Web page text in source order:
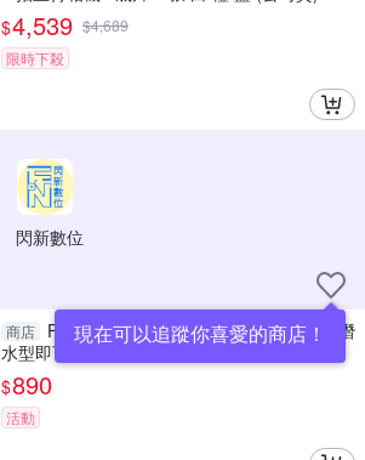
$4,539 $4,689
限時下殺
閃新數位
現在可以追蹤你喜愛的商店！
商店
FUJIFILM 即可拍 QuickSnap 拋棄式 潛
水型即可拍 防水底片機 傻瓜相機 相機 27張
$890
活動